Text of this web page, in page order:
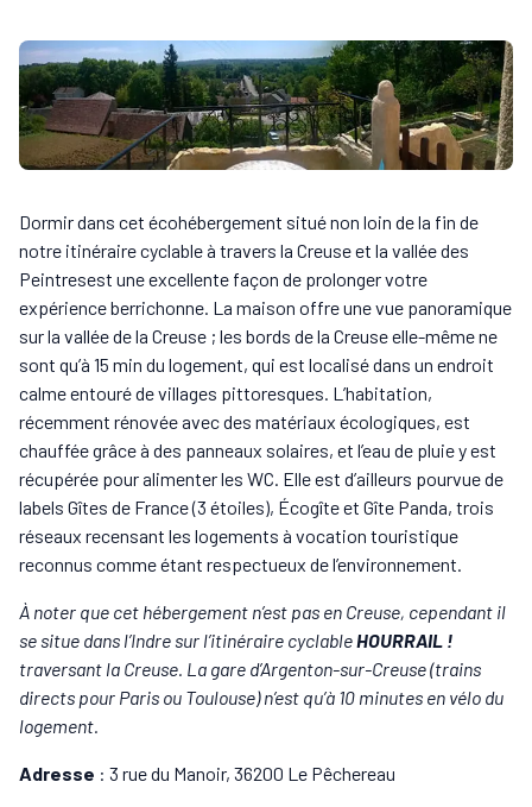
Dormir dans cet écohébergement situé non loin de la fin de
notre itinéraire cyclable à travers la Creuse et la vallée des
Peintresest une excellente façon de prolonger votre
expérience berrichonne. La maison offre une vue panoramique
sur la vallée de la Creuse ; les bords de la Creuse elle-même ne
sont qu’à 15 min du logement, qui est localisé dans un endroit
calme entouré de villages pittoresques. L’habitation,
récemment rénovée avec des matériaux écologiques, est
chauffée grâce à des panneaux solaires, et l’eau de pluie y est
récupérée pour alimenter les WC. Elle est d’ailleurs pourvue de
labels Gîtes de France (3 étoiles), Écogîte et Gîte Panda, trois
réseaux recensant les logements à vocation touristique
reconnus comme étant respectueux de l’environnement.
À noter que cet hébergement n’est pas en Creuse, cependant il
se situe dans l’Indre sur l’itinéraire cyclable HOURRAIL !
traversant la Creuse. La gare d’Argenton-sur-Creuse (trains
directs pour Paris ou Toulouse) n’est qu’à 10 minutes en vélo du
logement.
Adresse : 3 rue du Manoir, 36200 Le Pêchereau